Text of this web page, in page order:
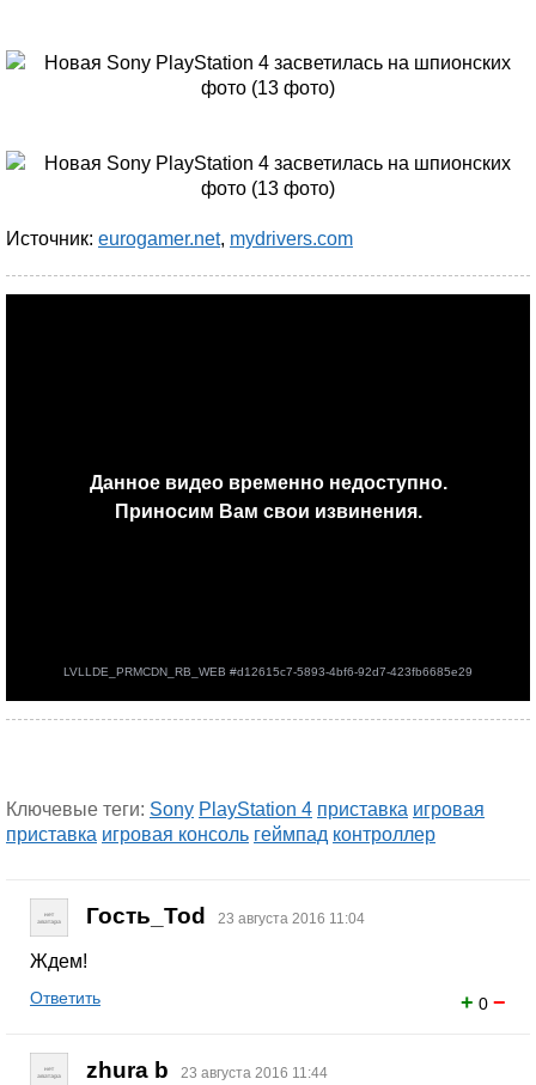
Источник: eurogamer.net, mydrivers.com
Ключевые теги: Sony PlayStation 4 приставка игровая
приставка игровая консоль геймпад контроллер
Гость_Tod 23 августа 2016 11:04
Ждем!
+ 0 −
Ответить
zhura b 23 августа 2016 11:44